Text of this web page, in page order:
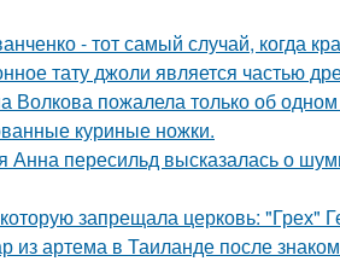
- тот самый случай, когда
тату джоли является частью
Волкова пожалела только об
куриные ножки.
Анна пересильд высказалась о
запрещала церковь: "Грех"
из артема в Таиланде после